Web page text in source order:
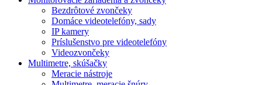
Bezdrôtové zvončeky
Domáce videotelefóny, sady
IP kamery
Príslušenstvo pre videotelefóny
Videozvončeky
Multimetre, skúšačky
Meracie nástroje